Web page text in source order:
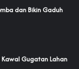
dan Bikin Gaduh
Gugatan Lahan